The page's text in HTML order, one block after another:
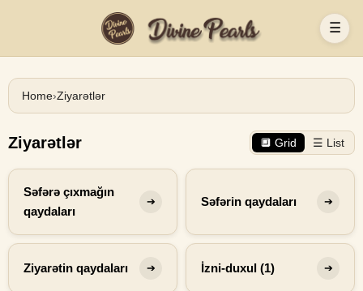
☰
Home›Ziyarətlər
Ziyarətlər 🔲 Grid ☰ List
Səfərə çıxmağın
qaydaları
➔ Səfərin qaydaları ➔
Ziyarətin qaydaları ➔ İzni-duxul (1) ➔